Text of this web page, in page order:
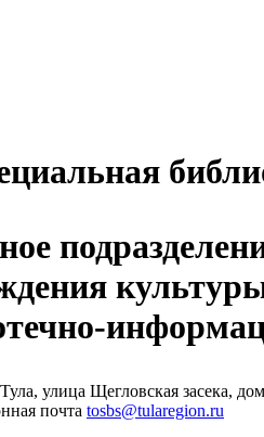
улица Щегловская засека,
почта tosbs@tularegion.ru